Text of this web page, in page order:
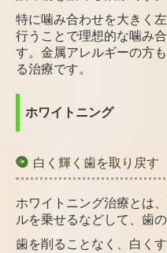
特に噛み合わせを大きく
行うことで理想的な噛み
す。金属アレルギーの方
る治療です。
ホワイトニング
白く輝く歯を取り戻す
ホワイトニング治療とは
ルを乗せるなどして、歯
歯を削ることなく、白く